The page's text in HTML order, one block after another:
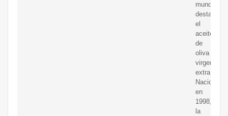
mundo,
destaca
el
aceite
de
oliva
virgen
extra.
Nacida
en
1998,
la